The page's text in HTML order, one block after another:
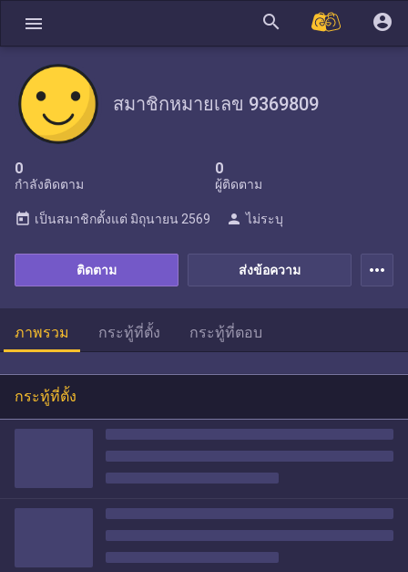
menu search account_circle
สมาชิกหมายเลข 9369809
0
กำลังติดตาม
0
ผู้ติดตาม
ส่งข้อความ
ติดตาม
today เป็นสมาชิกตั้งแต่ มิถุนายน 2569 person ไม่ระบุ
more_horiz
ภาพรวม กระทู้ที่ตั้ง กระทู้ที่ตอบ
กระทู้ที่ตั้ง